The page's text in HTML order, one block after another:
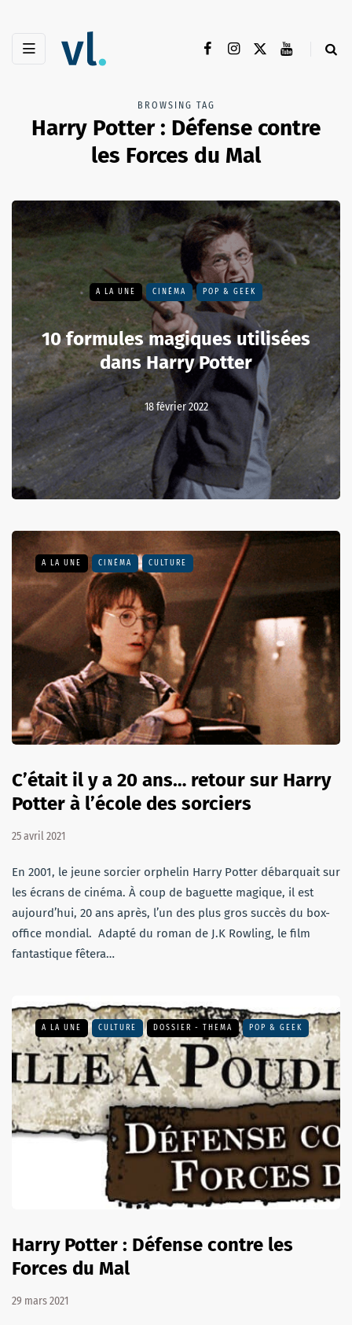
BROWSING TAG
Harry Potter : Défense contre
les Forces du Mal
A LA UNE CINÉMA POP & GEEK
10 formules magiques utilisées
dans Harry Potter
18 février 2022
A LA UNE CINÉMA CULTURE
C’était il y a 20 ans… retour sur Harry
Potter à l’école des sorciers
25 avril 2021
En 2001, le jeune sorcier orphelin Harry Potter débarquait sur
les écrans de cinéma. À coup de baguette magique, il est
aujourd’hui, 20 ans après, l’un des plus gros succès du box-
office mondial. Adapté du roman de J.K Rowling, le film
fantastique fêtera…
A LA UNE CULTURE DOSSIER - THEMA POP & GEEK
Harry Potter : Défense contre les
Forces du Mal
29 mars 2021